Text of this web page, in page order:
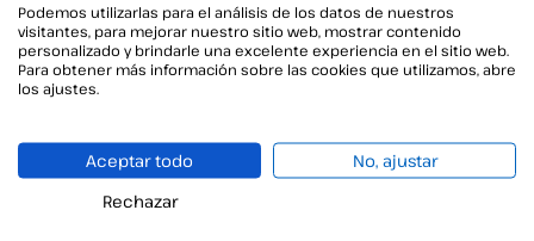
clara, útil y actualizada.
Información relacionada
Podemos utilizarlas para el análisis de los datos de nuestros
visitantes, para mejorar nuestro sitio web, mostrar contenido
personalizado y brindarle una excelente experiencia en el sitio web.
Para obtener más información sobre las cookies que utilizamos, abre
los ajustes.
Aceptar todo
No, ajustar
Rechazar